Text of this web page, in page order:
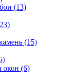
(13)
(15)
окон (6)